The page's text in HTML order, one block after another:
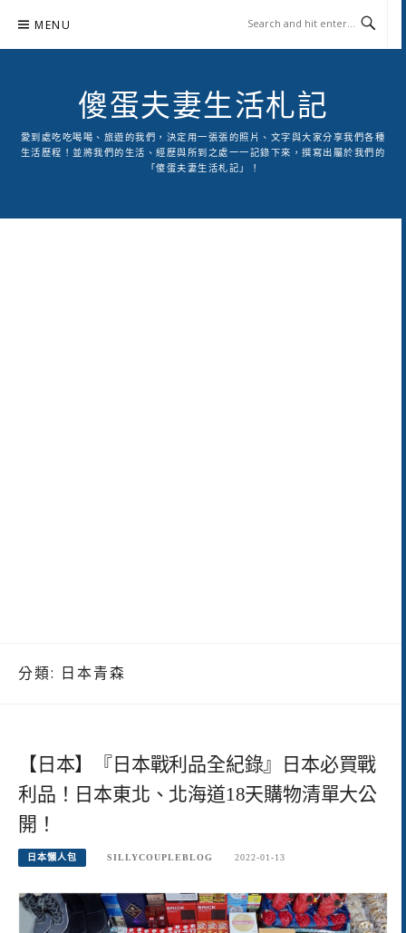
content
MENU
傻蛋夫妻生活札記
愛到處吃吃喝喝、旅遊的我們，決定用一張張的照片、文字與大家分享我們各種
生活歷程！並將我們的生活、經歷與所到之處一一記錄下來，撰寫出屬於我們的
「傻蛋夫妻生活札記」！
分類: 日本青森
【日本】『日本戰利品全紀錄』日本必買戰
利品！日本東北、北海道18天購物清單大公
開！
日本懶人包 SILLYCOUPLEBLOG 2022-01-13